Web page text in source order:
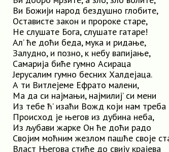
Ви Божији народ бездушно глобите,
Остависте закон и пророке старе,
Не слушате Бога, слушате гатаре!
Ал’ ће доћи беда, мука и ридање,
Залудно, и позно, к небу вапијање,
Самарија биће гумно Асираца
Јерусалим гумно бесних Халдејаца.
А ти Витлејеме Ефрато малени,
Ма да си најмањи, најмилиј’ си мени
Из тебе ћ’ изаћи Вожд који нам треба
Происход је његов из дубина неба,
Из љубави жарке Он ће доћи радо
Својим моћним жезлом пaшће своје
Власт Његова стиће до свију крајева